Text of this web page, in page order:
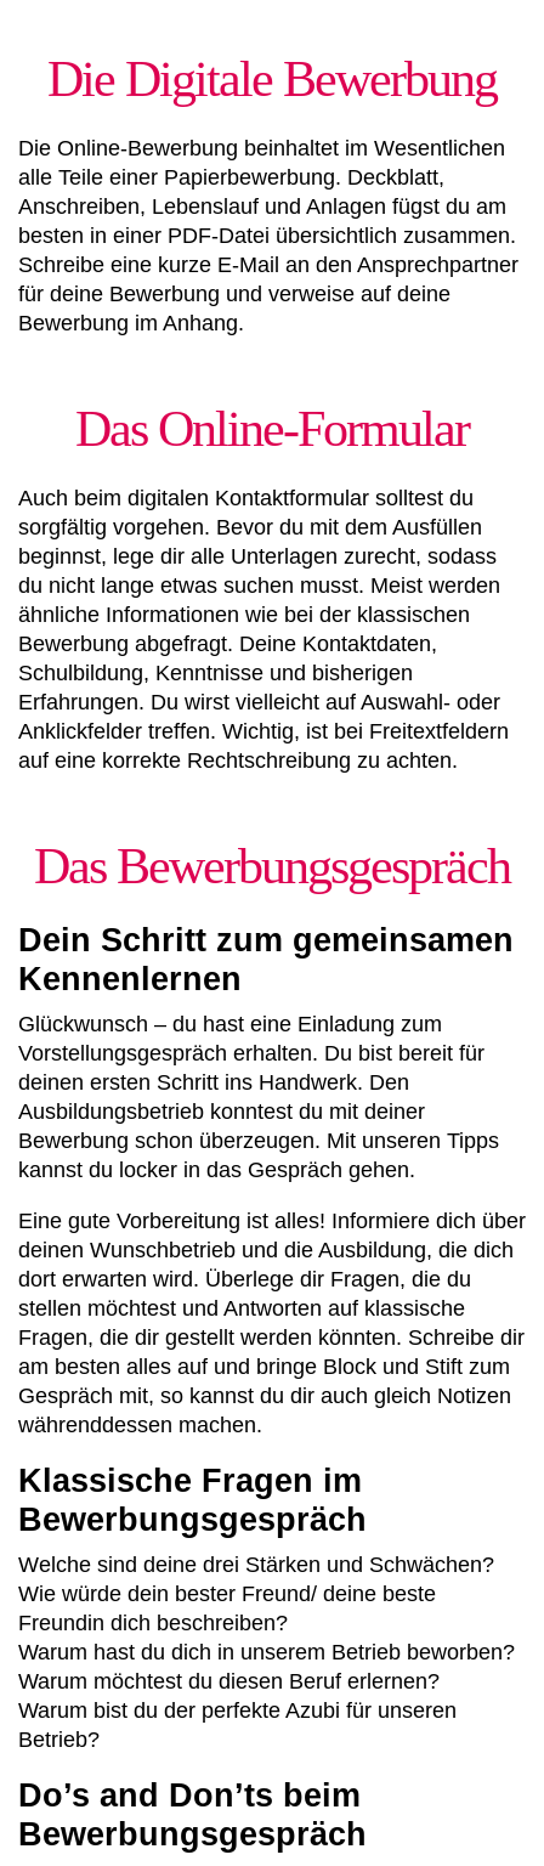
Die Digitale Bewerbung
Die Online-Bewerbung beinhaltet im Wesentlichen
alle Teile einer Papierbewerbung. Deckblatt,
Anschreiben, Lebenslauf und Anlagen fügst du am
besten in einer PDF-Datei übersichtlich zusammen.
Schreibe eine kurze E-Mail an den Ansprechpartner
für deine Bewerbung und verweise auf deine
Bewerbung im Anhang.
Das Online-Formular
Auch beim digitalen Kontaktformular solltest du
sorgfältig vorgehen. Bevor du mit dem Ausfüllen
beginnst, lege dir alle Unterlagen zurecht, sodass
du nicht lange etwas suchen musst. Meist werden
ähnliche Informationen wie bei der klassischen
Bewerbung abgefragt. Deine Kontaktdaten,
Schulbildung, Kenntnisse und bisherigen
Erfahrungen. Du wirst vielleicht auf Auswahl- oder
Anklickfelder treffen. Wichtig, ist bei Freitextfeldern
auf eine korrekte Rechtschreibung zu achten.
Das Bewerbungsgespräch
Dein Schritt zum gemeinsamen
Kennenlernen
Glückwunsch – du hast eine Einladung zum
Vorstellungsgespräch erhalten. Du bist bereit für
deinen ersten Schritt ins Handwerk. Den
Ausbildungsbetrieb konntest du mit deiner
Bewerbung schon überzeugen. Mit unseren Tipps
kannst du locker in das Gespräch gehen.
Eine gute Vorbereitung ist alles! Informiere dich über
deinen Wunschbetrieb und die Ausbildung, die dich
dort erwarten wird. Überlege dir Fragen, die du
stellen möchtest und Antworten auf klassische
Fragen, die dir gestellt werden könnten. Schreibe dir
am besten alles auf und bringe Block und Stift zum
Gespräch mit, so kannst du dir auch gleich Notizen
währenddessen machen.
Klassische Fragen im
Bewerbungsgespräch
Welche sind deine drei Stärken und Schwächen?
Wie würde dein bester Freund/ deine beste
Freundin dich beschreiben?
Warum hast du dich in unserem Betrieb beworben?
Warum möchtest du diesen Beruf erlernen?
Warum bist du der perfekte Azubi für unseren
Betrieb?
Do’s and Don’ts beim
Bewerbungsgespräch